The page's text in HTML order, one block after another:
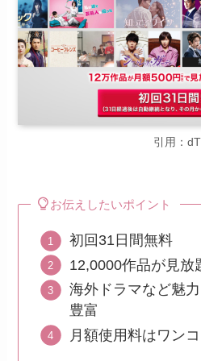
引用：
お伝えしたいポイント
初回31日間無料
12,0000作品が見放
海外ドラマなど魅
豊富
月額使用料はワン